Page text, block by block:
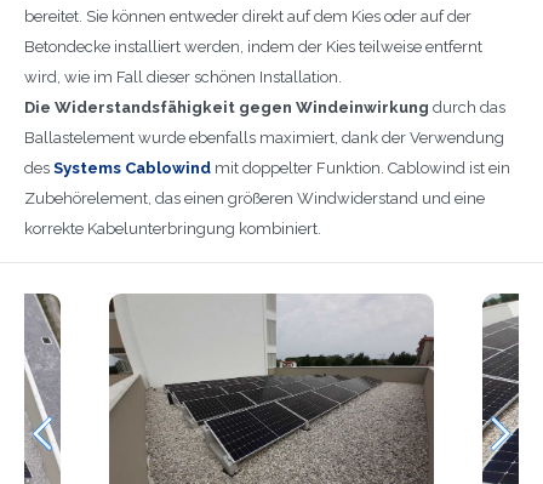
bereitet. Sie können entweder direkt auf dem Kies oder auf der
Betondecke installiert werden, indem der Kies teilweise entfernt
wird, wie im Fall dieser schönen Installation.
Die Widerstandsfähigkeit gegen Windeinwirkung durch das
Ballastelement wurde ebenfalls maximiert, dank der Verwendung
des Systems Cablowind mit doppelter Funktion. Cablowind ist ein
Zubehörelement, das einen größeren Windwiderstand und eine
korrekte Kabelunterbringung kombiniert.